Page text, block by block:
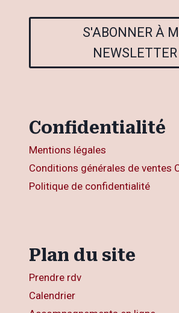
S'ABONNER À
NEWSLETTER
Confidentialité
Mentions légales
Conditions générales de ventes
Politique de confidentialité
Plan du site
Prendre rdv
Calendrier